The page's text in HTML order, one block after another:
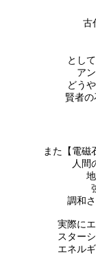
古
とし
ア
どう
賢者
また【電磁
人間
調和
実際に
スター
エネル